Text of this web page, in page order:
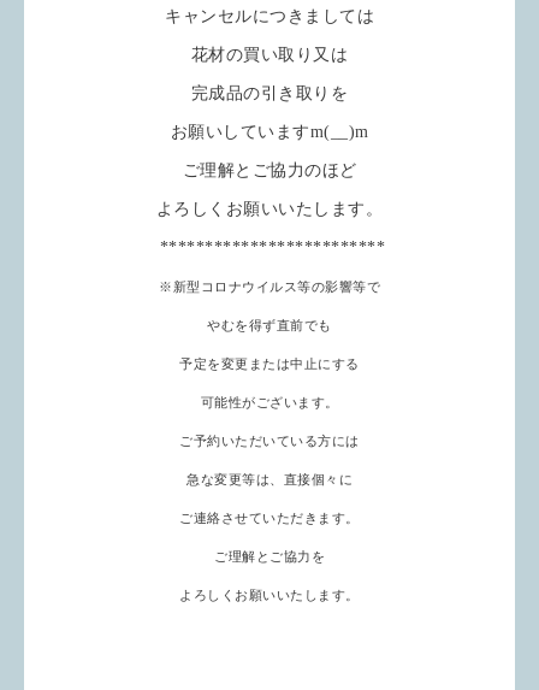
キャンセルにつきましては
花材の買い取り又は
完成品の引き取りを
お願いしていますm(__)m
ご理解とご協力のほど
よろしくお願いいたします。
*************************
※新型コロナウイルス等の影響等で
やむを得ず直前でも
予定を変更または中止にする
可能性がございます。
ご予約いただいている方には
急な変更等は、直接個々に
ご連絡させていただきます。
ご理解とご協力を
よろしくお願いいたします。